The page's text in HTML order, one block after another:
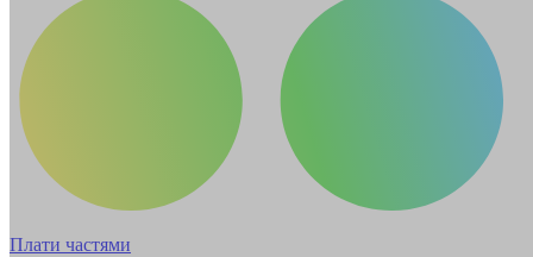
Плати частями